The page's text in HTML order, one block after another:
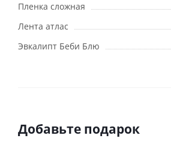
Пленка сложная
Лента атлас
Эвкалипт Беби Блю
Добавьте подарок